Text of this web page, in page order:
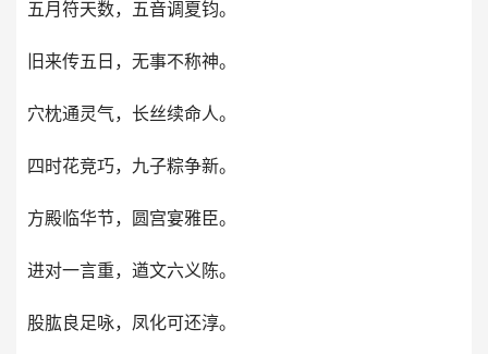
五月符天数，五音调夏钧。
旧来传五日，无事不称神。
穴枕通灵气，长丝续命人。
四时花竞巧，九子粽争新。
方殿临华节，圆宫宴雅臣。
进对一言重，遒文六义陈。
股肱良足咏，凤化可还淳。